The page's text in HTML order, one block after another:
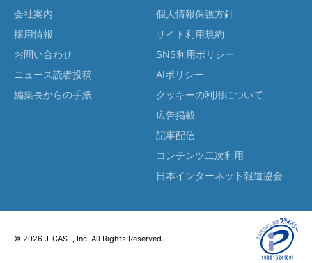
会社案内
採用情報
お問い合わせ
ニュース読者投稿
編集長からの手紙
個人情報保護方針
サイト利用規約
SNS利用ポリシー
AIポリシー
クッキーの利用について
広告掲載
記事配信
コンテンツ二次利用
日本インターネット報道協会
© 2026 J-CAST, Inc. All Rights Reserved.